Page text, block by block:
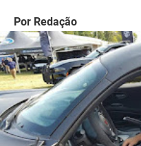
Por Redação